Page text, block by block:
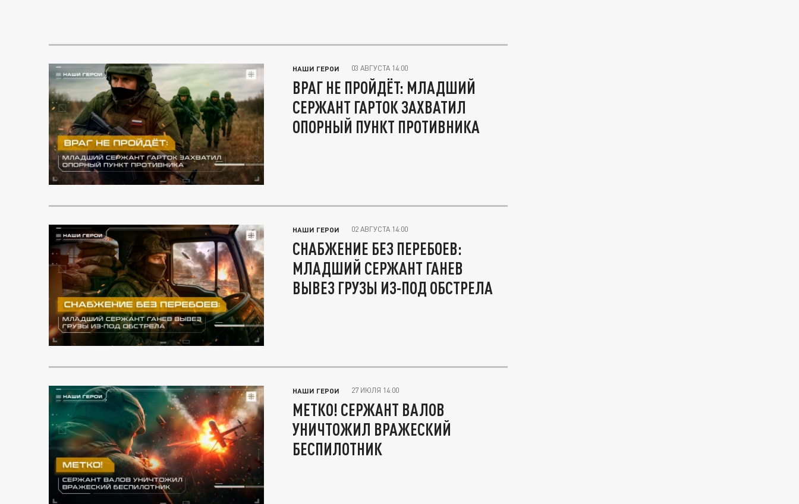
НАШИ ГЕРОИ 03 АВГУСТА 14:00
ВРАГ НЕ ПРОЙДЁТ: МЛАДШИЙ
СЕРЖАНТ ГАРТОК ЗАХВАТИЛ
ОПОРНЫЙ ПУНКТ ПРОТИВНИКА
НАШИ ГЕРОИ 02 АВГУСТА 14:00
СНАБЖЕНИЕ БЕЗ ПЕРЕБОЕВ:
МЛАДШИЙ СЕРЖАНТ ГАНЕВ
ВЫВЕЗ ГРУЗЫ ИЗ-ПОД ОБСТРЕЛА
НАШИ ГЕРОИ 27 ИЮЛЯ 14:00
МЕТКО! СЕРЖАНТ ВАЛОВ
УНИЧТОЖИЛ ВРАЖЕСКИЙ
БЕСПИЛОТНИК